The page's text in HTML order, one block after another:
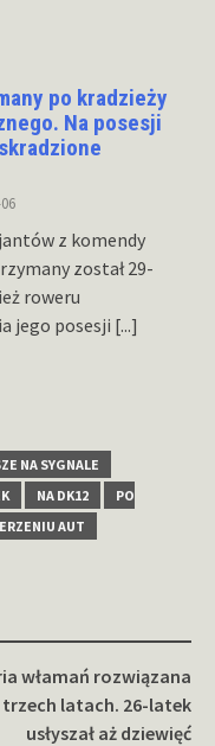
po kradzieży
Na posesji
z komendy
został 29-
roweru
jego posesji [...]
NA SYGNALE
NA DK12
PO
AUT
włamań rozwiązana
latach. 26-latek
usłyszał aż dziewięć